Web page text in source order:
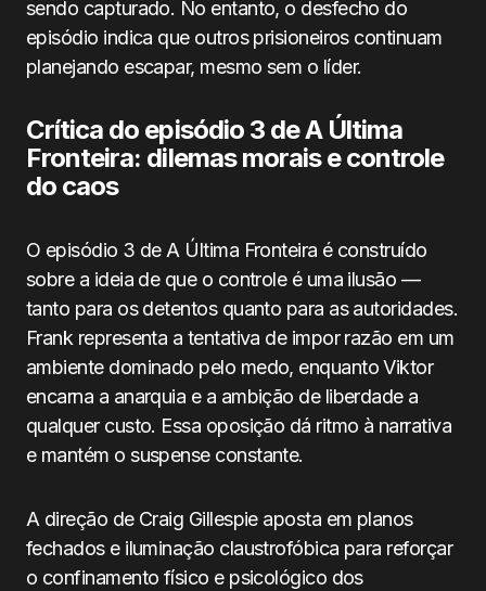
sendo capturado. No entanto, o desfecho do
episódio indica que outros prisioneiros continuam
planejando escapar, mesmo sem o líder.
Crítica do episódio 3 de A Última
Fronteira: dilemas morais e controle
do caos
O episódio 3 de A Última Fronteira é construído
sobre a ideia de que o controle é uma ilusão —
tanto para os detentos quanto para as autoridades.
Frank representa a tentativa de impor razão em um
ambiente dominado pelo medo, enquanto Viktor
encarna a anarquia e a ambição de liberdade a
qualquer custo. Essa oposição dá ritmo à narrativa
e mantém o suspense constante.
A direção de Craig Gillespie aposta em planos
fechados e iluminação claustrofóbica para reforçar
o confinamento físico e psicológico dos